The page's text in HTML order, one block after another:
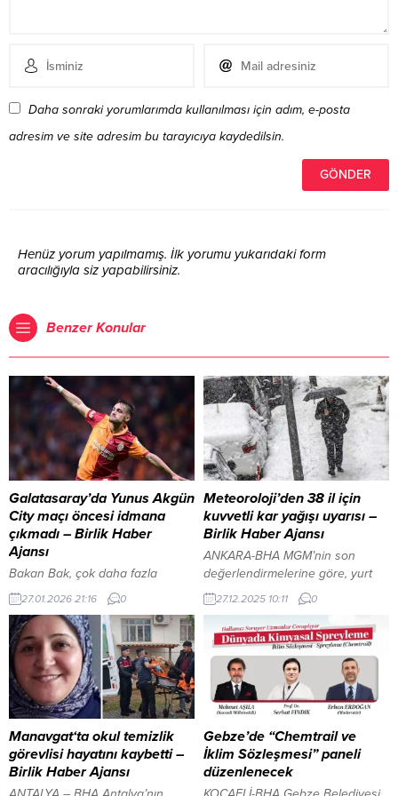
Daha sonraki yorumlarımda kullanılması için adım, e-posta
adresim ve site adresim bu tarayıcıya kaydedilsin.
Henüz yorum yapılmamış. İlk yorumu yukarıdaki form
aracılığıyla siz yapabilirsiniz.
Benzer Konular
Galatasaray’da Yunus Akgün
City maçı öncesi idmana
çıkmadı – Birlik Haber
Ajansı
Bakan Bak, çok daha fazla
gencimizin spor yapmasını
istiyoruz İçeriği Görüntüle YAZI
ARASI REKLAM ALANI İSTANBUL-
BHA Galatasaray’da Yunus
Akgün, gribal enfeksiyon
nedeniyle Manchester City maçı
öncesindeki son idmanda yer
almadı. Milli futbolcunun maç
saatine kadar sağlık durumunun
yakından takip edileceği ve
oynayıp oynayamayacağının maç
günü netlik kazanacağı öğrenildi.
27.01.2026 21:16 0
Meteoroloji’den 38 il için
kuvvetli kar yağışı uyarısı –
Birlik Haber Ajansı
ANKARA-BHA MGM’nin son
değerlendirmelerine göre, yurt
genelinin parçalı ve çok bulutlu,
Marmara’nın doğusu, Karadeniz
kıyıları, Doğu Akdeniz ile
Güneydoğu Anadolu’nun yağmur
ve sağanak yağışlı; İç Anadolu,
Karadeniz’in iç kesimleri, Doğu
Anadolu ile Kütahya ve
Afyonkarahisar çevrelerinin karla
karışık yağmur ve kar yağışlı
geçmesi bekleniyor. Batı
Karadeniz’in yüksekleri, İç
Anadolu’nun doğusu,...
27.12.2025 10:11 0
Manavgat‘ta okul temizlik
görevlisi hayatını kaybetti –
Birlik Haber Ajansı
Gebze’de “Chemtrail ve
İklim Sözleşmesi” paneli
düzenlenecek